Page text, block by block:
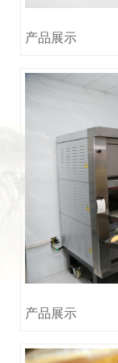
产品展示
产品展示